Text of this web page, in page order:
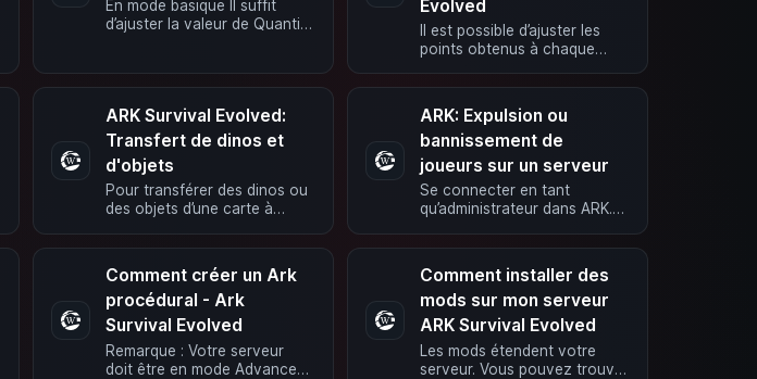
En mode basique Il suffit
d’ajuster la valeur de Quantité
avancé …
Evolved
Il est possible d’ajuster les
points obtenus à chaque
n’est possible QUE en mode
ARK Survival Evolved:
Transfert de dinos et
d'objets
Pour transférer des dinos ou
des objets d’une carte à
entrer la valeur …
ARK: Expulsion ou
bannissement de
joueurs sur un serveur
Se connecter en tant
qu’administrateur dans ARK.
administrateur ? Expulsion
par commandes de …
Comment créer un Ark
procédural - Ark
Survival Evolved
Remarque : Votre serveur
doit être en mode Advanced
Comment installer des
mods sur mon serveur
ARK Survival Evolved
Les mods étendent votre
serveur. Vous pouvez trouver